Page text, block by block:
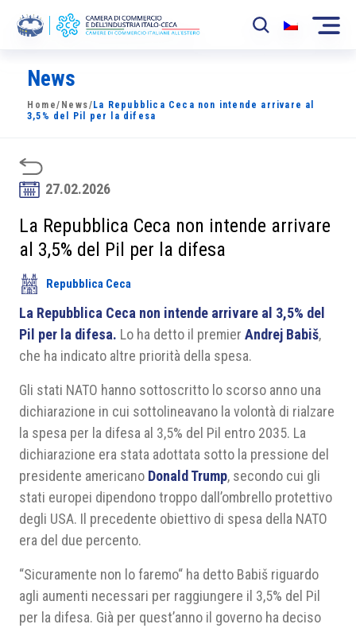
La Camera
News
Sviluppo Mercato
Soci
Partner
Progetti
Area riservata
News
Home/ News/ La Repubblica Ceca non intende arrivare al
3,5% del Pil per la difesa
27.02.2026
La Repubblica Ceca non intende arrivare
al 3,5% del Pil per la difesa
Repubblica Ceca
La Repubblica Ceca non intende arrivare al 3,5% del
Pil per la difesa. Lo ha detto il premier Andrej Babiš,
che ha indicato altre priorità della spesa.
Gli stati NATO hanno sottoscritto lo scorso anno una
dichiarazione in cui sottolineavano la volontà di rialzare
la spesa per la difesa al 3,5% del Pil entro 2035. La
dichiarazione era stata adottata sotto la pressione del
presidente americano Donald Trump, secondo cui gli
stati europei dipendono troppo dall’ombrello protettivo
degli USA. Il precedente obiettivo di spesa della NATO
era del due percento.
“Sicuramente non lo faremo“ ha detto Babiš riguardo
agli aumenti necessari per raggiungere il 3,5% del Pil
per la difesa. Già per quest’anno il governo ha deciso